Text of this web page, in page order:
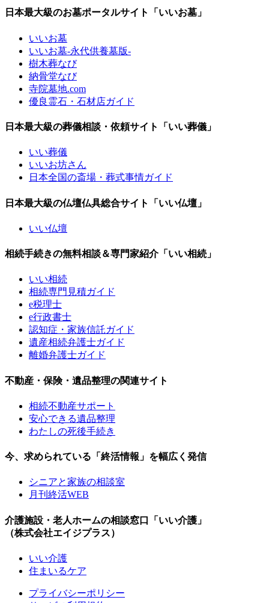
日本最大級のお墓ポータルサイト「いいお墓」
いいお墓
いいお墓-永代供養墓版-
樹木葬なび
納骨堂なび
寺院墓地.com
優良霊石・石材店ガイド
日本最大級の葬儀相談・依頼サイト「いい葬儀」
いい葬儀
いいお坊さん
日本全国の斎場・葬式事情ガイド
日本最大級の仏壇仏具総合サイト「いい仏壇」
いい仏壇
相続手続きの無料相談＆専門家紹介「いい相続」
いい相続
相続専門見積ガイド
e税理士
e行政書士
認知症・家族信託ガイド
遺産相続弁護士ガイド
離婚弁護士ガイド
不動産・保険・遺品整理の関連サイト
相続不動産サポート
安心できる遺品整理
わたしの死後手続き
今、求められている「終活情報」を幅広く発信
シニアと家族の相談室
月刊終活WEB
介護施設・老人ホームの相談窓口「いい介護」
（株式会社エイジプラス）
いい介護
住まいるケア
プライバシーポリシー